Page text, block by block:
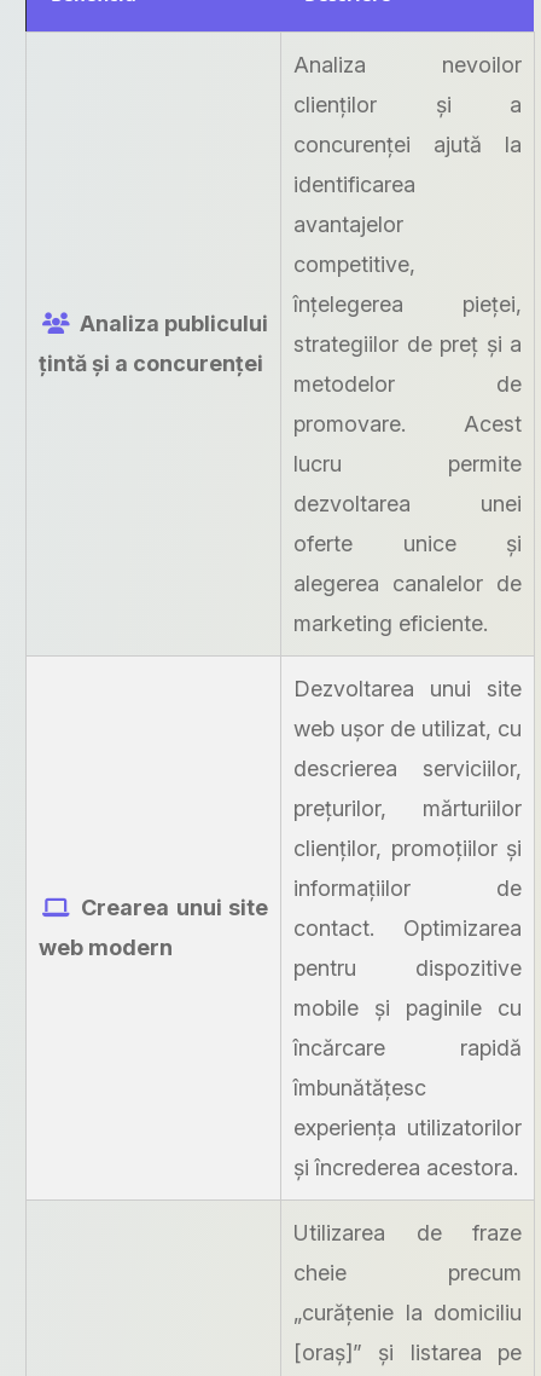
Analiza publicului
țintă și a concurenței
Analiza nevoilor
clienților și a
concurenței ajută la
identificarea
avantajelor
competitive,
înțelegerea pieței,
strategiilor de preț și a
metodelor de
promovare. Acest
lucru permite
dezvoltarea unei
oferte unice și
alegerea canalelor de
marketing eficiente.
Crearea unui site
web modern
Dezvoltarea unui site
web ușor de utilizat, cu
descrierea serviciilor,
prețurilor, mărturiilor
clienților, promoțiilor și
informațiilor de
contact. Optimizarea
pentru dispozitive
mobile și paginile cu
încărcare rapidă
îmbunătățesc
experiența utilizatorilor
și încrederea acestora.
Utilizarea de fraze
cheie precum
„curățenie la domiciliu
[oraș]” și listarea pe